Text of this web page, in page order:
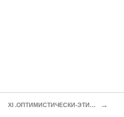
XI .ОПТИМИСТИЧЕСКИ-ЭТИЧЕСКОЕ МИРОВОЗЗРЕНИЕ И.-Г. ФИХТЕ →